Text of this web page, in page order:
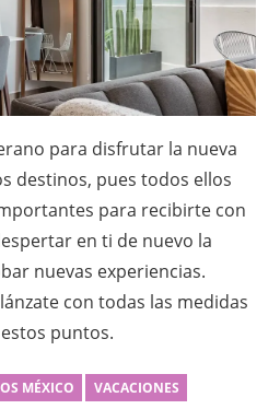
para disfrutar la nueva
destinos, pues todos ellos
para recibirte con
en ti de nuevo la
nuevas experiencias.
con todas las medidas
puntos.
MÉXICO VACACIONES